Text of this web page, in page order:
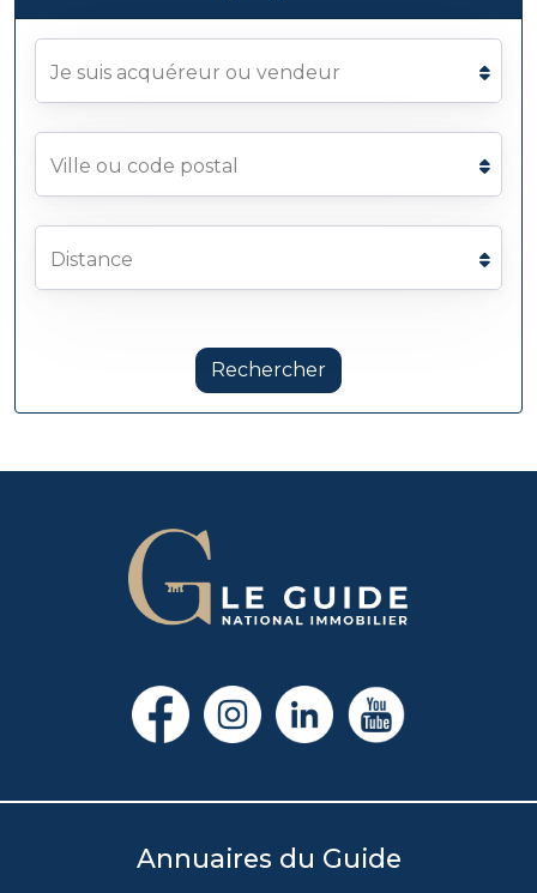
Je suis acquéreur ou vendeur
Ville ou code postal
Distance
Rechercher
Annuaires du Guide